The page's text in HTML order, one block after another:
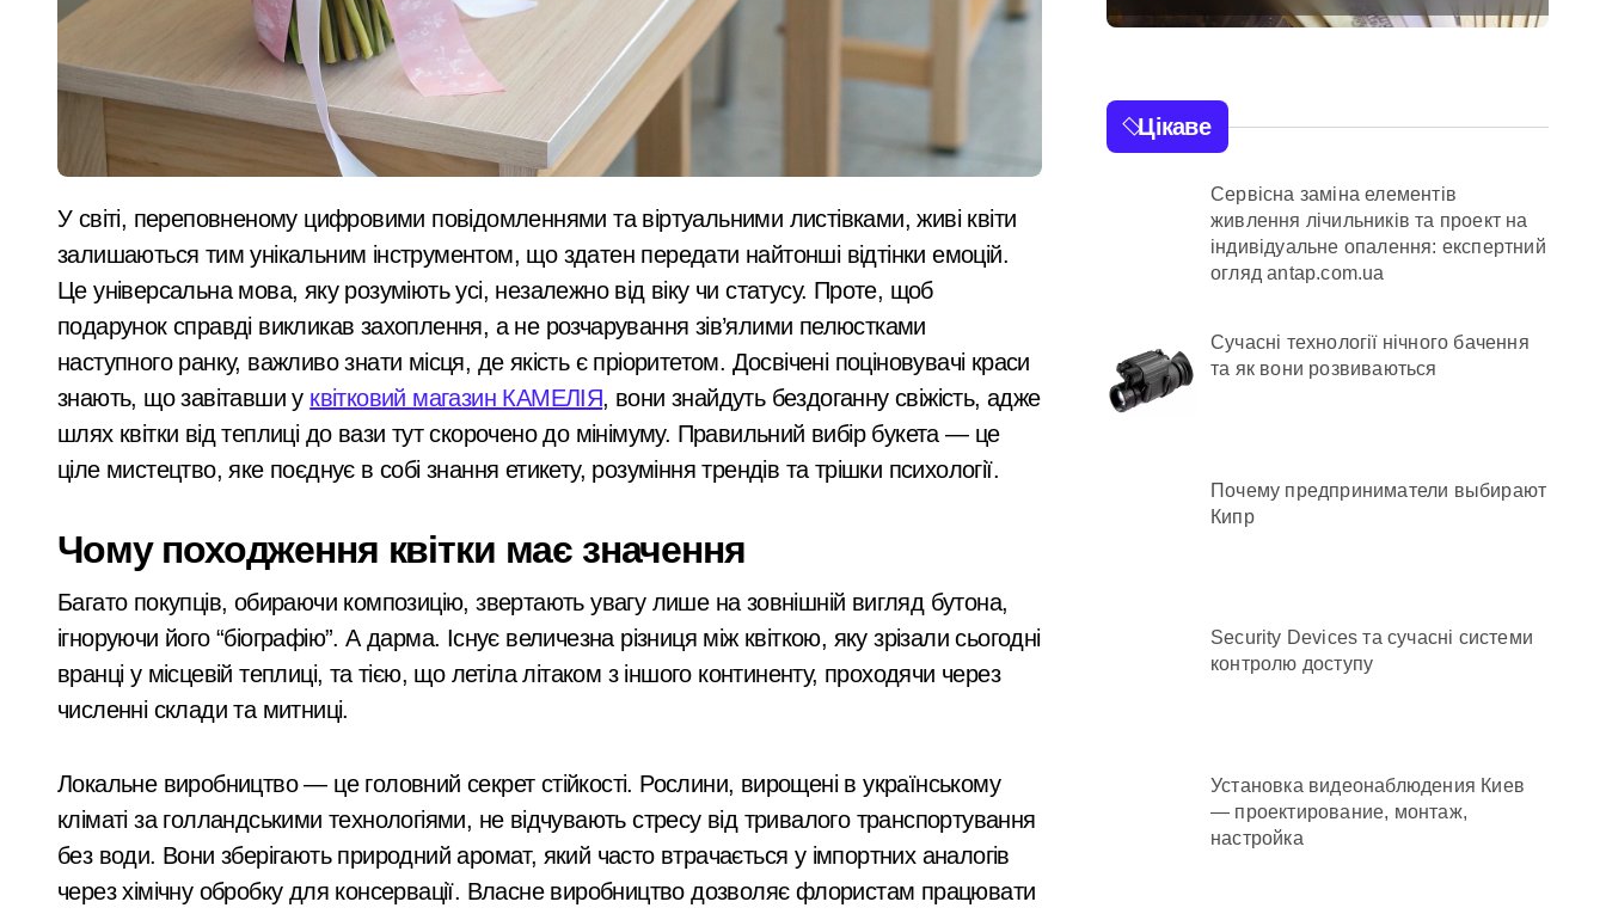
Установка видеонаблюдения Киев — проектирование, монтаж, настройка
Скам в Instagram-магазинах: як перевірити продавця перед оплатою
У Києві через суд повернули громаді ділянку вартістю 10 млн грн, що була захоплена для самочинної забудови під оренду
У липні в лікарнях Київщини з’явилося майже 500 новонароджених: найактивніші медзаклади
Суд у Києві розгляне справу організатора схеми підробки інвалідності за $28 тис. і статусу «обмежено придатного» за $15 тис.
Кібербезпека для підприємців: поради поліції Київщини для захисту бізнесу та фінансів
Рятувальники Київщини борються з наслідками ворожих атак у Бучанському районі в екстремальних умовах
У Києві до 2029 року з’являться три нові станції метро: всі подробиці програми розвитку
Схема нелегального вивезення військовозобов’язаних з Києва: від 9 до 14 тис. доларів на кону
В Київському Святошинському районі розгорілася велика пожежа: густий дим охопив численні райони міста
Київ: жінка підпалила двері сусідки через ревнощі до знайомого
«Київ під загрозою: шахраї, що видають себе за співробітників СБУ, обдурили двох пенсіонерів на понад 12,5 млн грн»
У Києві посадовицю ШЕУ Дарницького району підозрюють у зловживанні资金, завдані збитки громаді становлять понад 245 тисяч гривень
У Києві під час російської атаки загинула парамедикиня «Госпітальєрів» Єва Ройтер, яка до останнього рятувала інших
Стрілянина в київському дворі: чоловік здійснив постріли біля багатоповерхівок
У світі, переповненому цифровими повідомленнями та віртуальними листівками, живі квіти
залишаються тим унікальним інструментом, що здатен передати найтонші відтінки емоцій.
Це універсальна мова, яку розуміють усі, незалежно від віку чи статусу. Проте, щоб
подарунок справді викликав захоплення, а не розчарування зів’ялими пелюстками
наступного ранку, важливо знати місця, де якість є пріоритетом. Досвічені поціновувачі краси
знають, що завітавши у квітковий магазин КАМЕЛІЯ, вони знайдуть бездоганну свіжість, адже
шлях квітки від теплиці до вази тут скорочено до мінімуму. Правильний вибір букета — це
ціле мистецтво, яке поєднує в собі знання етикету, розуміння трендів та трішки психології.
Чому походження квітки має значення
Багато покупців, обираючи композицію, звертають увагу лише на зовнішній вигляд бутона,
ігноруючи його “біографію”. А дарма. Існує величезна різниця між квіткою, яку зрізали сьогодні
вранці у місцевій теплиці, та тією, що летіла літаком з іншого континенту, проходячи через
численні склади та митниці.
Локальне виробництво — це головний секрет стійкості. Рослини, вирощені в українському
кліматі за голландськими технологіями, не відчувають стресу від тривалого транспортування
без води. Вони зберігають природний аромат, який часто втрачається у імпортних аналогів
через хімічну обробку для консервації. Власне виробництво дозволяє флористам працювати
суд анулювання
прав власності на
фіктивну будівлю в
центрі Києва
оновили центр
репродуктивної
медицини
стратегії»: критика
Києва
Цікаве
Сервісна заміна елементів
живлення лічильників та проект на
індивідуальне опалення: експертний
огляд antap.com.ua
Сучасні технології нічного бачення
та як вони розвиваються
Почему предприниматели выбирают
Кипр
Security Devices та сучасні системи
контролю доступу
Установка видеонаблюдения Киев
— проектирование, монтаж,
настройка